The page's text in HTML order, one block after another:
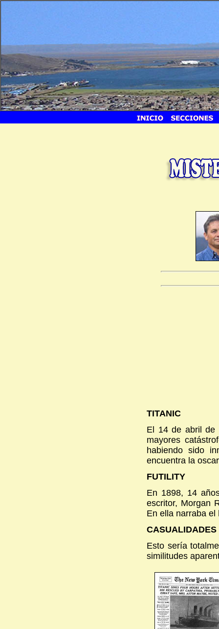
TITANIC
El 14 de abril de
mayores
habiendo sido
encuentra la
FUTILITY
En 1898, 14
escritor, Morgan
En ella narraba
CASUALIDADES
Esto sería
similitudes